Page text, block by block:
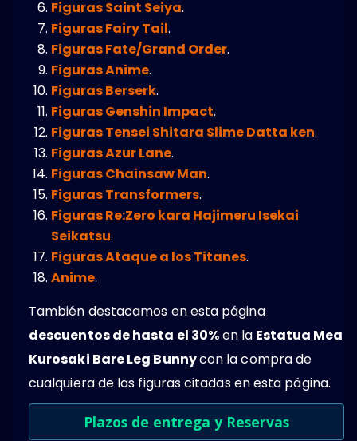
Figuras Saint Seiya.
Figuras Fairy Tail.
Figuras Fate/Grand Order.
Figuras Anime.
Figuras Berserk.
Figuras Genshin Impact.
Figuras Tensei Shitara Slime Datta ken.
Figuras Azur Lane.
Figuras Chainsaw Man.
Figuras Transformers.
Figuras Re:Zero kara Hajimeru Isekai
Seikatsu.
Figuras Ataque a los Titanes.
Anime.
También destacamos en esta página
descuentos de hasta el 30%en la Estatua Mea
Kurosaki Bare Leg Bunnycon la compra de
cualquiera de las figuras citadas en esta página.
Plazos de entrega y Reservas